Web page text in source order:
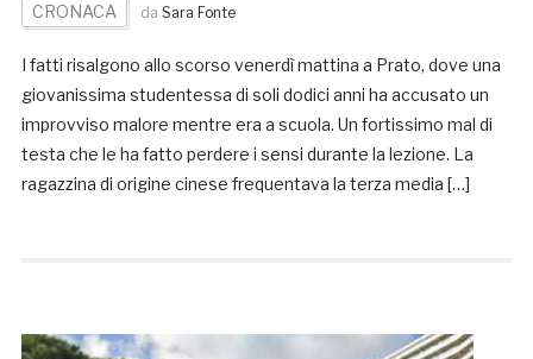
CRONACA da Sara Fonte
I fatti risalgono allo scorso venerdì mattina a Prato, dove una
giovanissima studentessa di soli dodici anni ha accusato un
improvviso malore mentre era a scuola. Un fortissimo mal di
testa che le ha fatto perdere i sensi durante la lezione. La
ragazzina di origine cinese frequentava la terza media […]